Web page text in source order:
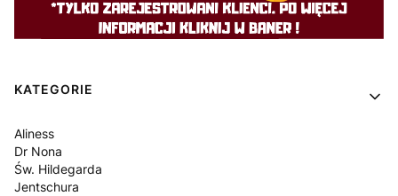
Linki w stopce
KATEGORIE
Aliness
Dr Nona
Św. Hildegarda
Jentschura